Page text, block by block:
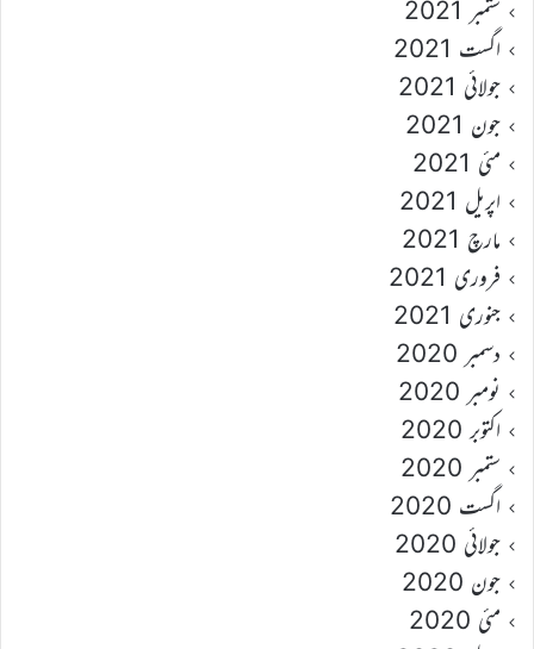
ستمبر 2021
اگست 2021
جولائی 2021
جون 2021
مئی 2021
اپریل 2021
مارچ 2021
فروری 2021
جنوری 2021
دسمبر 2020
نومبر 2020
اکتوبر 2020
ستمبر 2020
اگست 2020
جولائی 2020
جون 2020
مئی 2020